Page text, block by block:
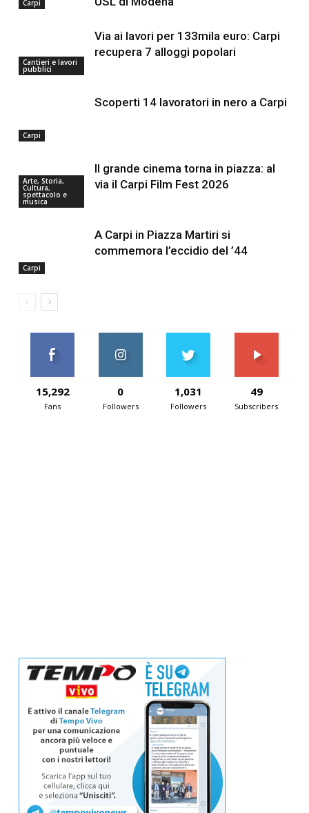
Carpi
Cantieri e lavori
pubblici
Via ai lavori per 133mila euro: Carpi
recupera 7 alloggi popolari
Carpi
Scoperti 14 lavoratori in nero a Carpi
Arte, Storia,
Cultura,
spettacolo e
musica
Il grande cinema torna in piazza: al
via il Carpi Film Fest 2026
Carpi
A Carpi in Piazza Martiri si
commemora l’eccidio del ’44
15,292
Fans
0
Followers
1,031
Followers
49
Subscribers